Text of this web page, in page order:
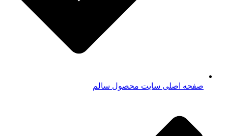
صفحه اصلی سایت محصول سالم